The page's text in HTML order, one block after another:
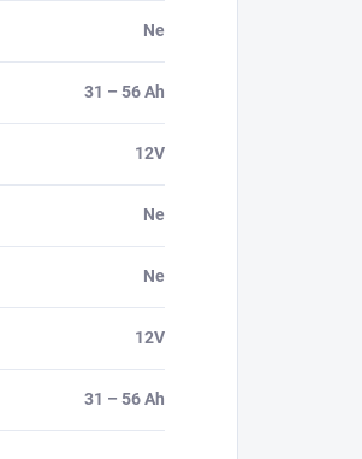
Ne
31 – 56 Ah
12V
Ne
Ne
12V
31 – 56 Ah